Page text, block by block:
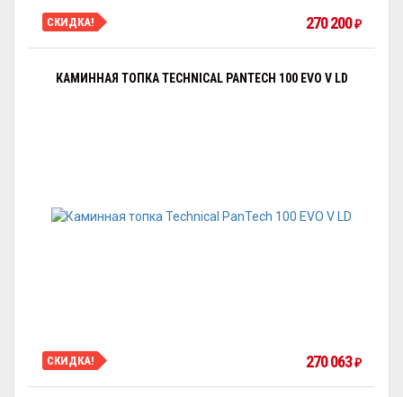
СКИДКА! 270 200₽
КАМИННАЯ ТОПКА TECHNICAL PANTECH 100 EVO V LD
СКИДКА! 270 063₽